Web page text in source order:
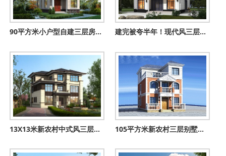
90平方米小户型自建三层房屋设计图纸及外观效果图 建完被夸半年！现代风三层农村别墅，颜值抗打还百看不厌
13X13米新农村中式风三层别墅设计方案，内部布局紧凑温馨 105平方米新农村三层别墅设计图，全套CAD建筑图+效果图